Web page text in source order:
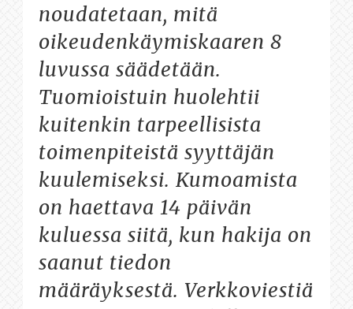
noudatetaan, mitä
oikeudenkäymiskaaren 8
luvussa säädetään.
Tuomioistuin huolehtii
kuitenkin tarpeellisista
toimenpiteistä syyttäjän
kuulemiseksi. Kumoamista
on haettava 14 päivän
kuluessa siitä, kun hakija on
saanut tiedon
määräyksestä. Verkkoviestiä